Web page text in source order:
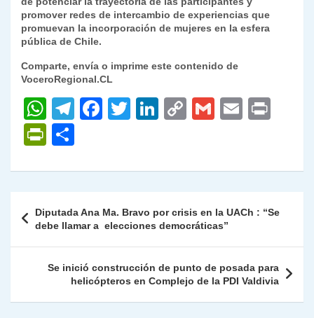
promover redes de intercambio de experiencias que
promuevan la incorporación de mujeres en la esfera
pública de Chile.
Comparte, envía o imprime este contenido de
VoceroRegional.CL
W
h
at
s
p
p
T
gr
m
F
e
o
o
k
T
er
Li
e
n
C
y
n
k
G
l
E
l
P
nt
ie
n
dl
m
p
ar
tir
de
entradas
Diputada Ana Ma. Bravo por crisis en la UACh : “Se
debe llamar a elecciones democráticas”
Se inició construcción de punto de posada para
helicópteros en Complejo de la PDI Valdivia